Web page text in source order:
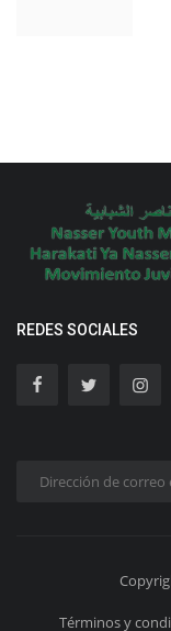
REDES SOCIALES
Términos y